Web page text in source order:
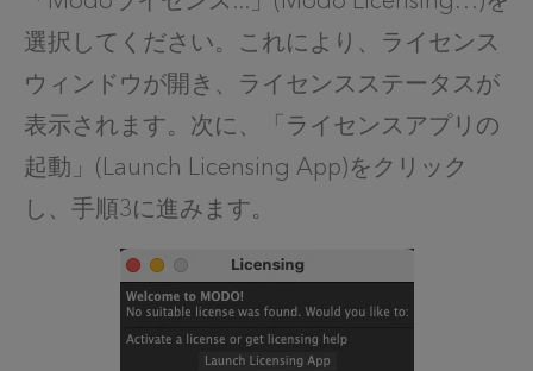
選択してください。これにより、ライセンス
ウィンドウが開き、ライセンスステータスが
表示されます。次に、「ライセンスアプリの
起動」(Launch Licensing App)をクリック
し、手順3に進みます。